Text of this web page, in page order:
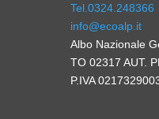
Tel.0324.248366
info@ecoalp.it
Albo Nazionale
TO 02317 AUT.
P.IVA